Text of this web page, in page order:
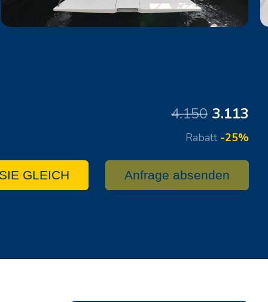
4.150 3.113
Rabatt -25%
GLEICH Anfrage absenden